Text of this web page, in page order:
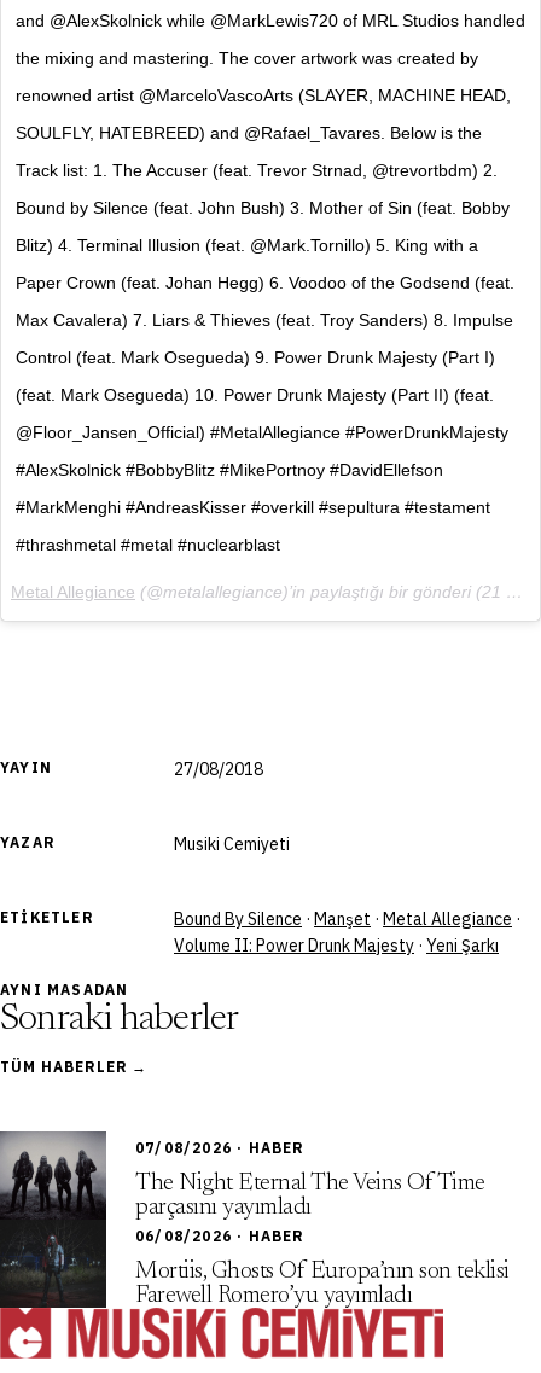
YAYIN 27/08/2018
YAZAR Musiki Cemiyeti
ETIKETLER Bound By Silence · Manşet · Metal Allegiance ·
Volume II: Power Drunk Majesty · Yeni Şarkı
and @AlexSkolnick while @MarkLewis720 of MRL Studios handled
the mixing and mastering. The cover artwork was created by
renowned artist @MarceloVascoArts (SLAYER, MACHINE HEAD,
SOULFLY, HATEBREED) and @Rafael_Tavares. Below is the
Track list: 1. The Accuser (feat. Trevor Strnad, @trevortbdm) 2.
Bound by Silence (feat. John Bush) 3. Mother of Sin (feat. Bobby
Blitz) 4. Terminal Illusion (feat. @Mark.Tornillo) 5. King with a
Paper Crown (feat. Johan Hegg) 6. Voodoo of the Godsend (feat.
Max Cavalera) 7. Liars & Thieves (feat. Troy Sanders) 8. Impulse
Control (feat. Mark Osegueda) 9. Power Drunk Majesty (Part I)
(feat. Mark Osegueda) 10. Power Drunk Majesty (Part II) (feat.
@Floor_Jansen_Official) #MetalAllegiance #PowerDrunkMajesty
#AlexSkolnick #BobbyBlitz #MikePortnoy #DavidEllefson
#MarkMenghi #AndreasKisser #overkill #sepultura #testament
#thrashmetal #metal #nuclearblast
Metal Allegiance (@metalallegiance)’in paylaştığı bir gönderi (21 Haz, 2018, 10:24ös PDT
AYNI MASADAN
Sonraki haberler
TÜM HABERLER →
07/08/2026 · HABER
The Night Eternal The Veins Of Time
parçasını yayımladı
06/08/2026 · HABER
Mortiis, Ghosts Of Europa’nın son teklisi
Farewell Romero’yu yayımladı